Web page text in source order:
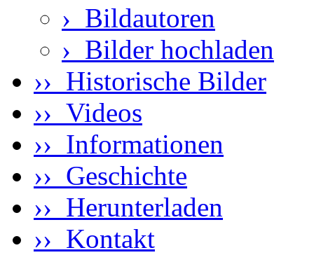
› Bildautoren
› Bilder hochladen
›› Historische Bilder
›› Videos
›› Informationen
›› Geschichte
›› Herunterladen
›› Kontakt